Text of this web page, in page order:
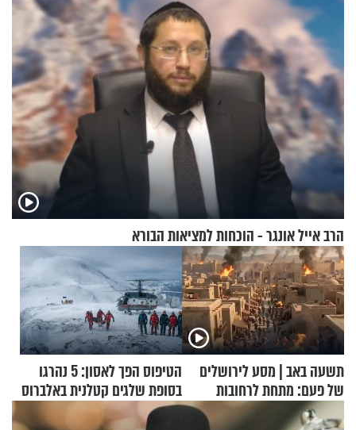
הרב אייל אונגר - הוכחות למציאות הבורא
תשעה באב | מסע לירושלים
של פעם: מתחת לרחובות
ירושלים
הטיפוס הפך לאסון: 5 נהרגו
בסופת שלגים קטלנית באלברוס